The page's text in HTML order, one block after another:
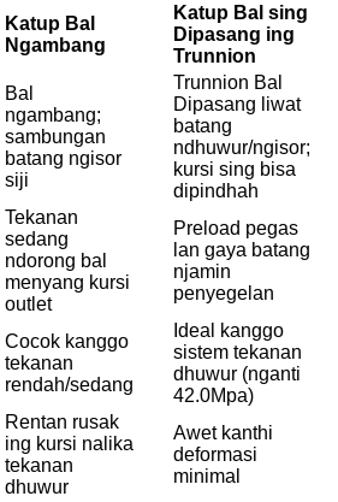
Katup Bal
Ngambang
Katup Bal sing
Dipasang ing
Trunnion
Bal
ngambang;
sambungan
batang ngisor
siji
Trunnion Bal
Dipasang liwat
batang
ndhuwur/ngisor;
kursi sing bisa
dipindhah
Tekanan
sedang
ndorong bal
menyang kursi
outlet
Preload pegas
lan gaya batang
njamin
penyegelan
Cocok kanggo
tekanan
rendah/sedang
Ideal kanggo
sistem tekanan
dhuwur (nganti
42.0Mpa)
Rentan rusak
ing kursi nalika
tekanan
dhuwur
Awet kanthi
deformasi
minimal